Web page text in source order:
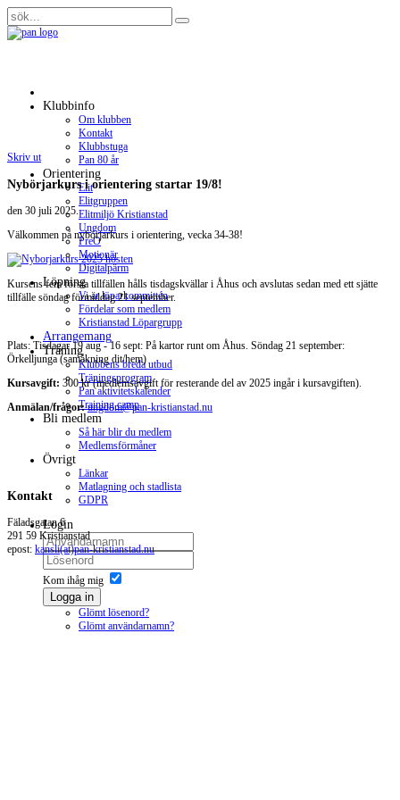
Klubbinfo
Om klubben
Kontakt
Klubbstuga
Pan 80 år
Orientering
Elit
Elitgruppen
Elitmiljö Kristianstad
Ungdom
PreO
Motionär
Digitalpärm
Löpning
Vi är löparkommittén
Fördelar som medlem
Kristianstad Löpargrupp
Arrangemang
Träning
Klubbens breda utbud
Träningsprogram
Pan aktivitetskalender
Training camp
Bli medlem
Så här blir du medlem
Medlemsförmåner
Övrigt
Länkar
Matlagning och stadlista
GDPR
Login
Kom ihåg mig
Logga in
Glömt lösenord?
Glömt användarnamn?
Skriv ut
Nybörjarkurs i orientering startar 19/8!
den 30 juli 2025.
Välkommen på nybörjarkurs i orientering, vecka 34-38!
Kursens fem första tillfällen hålls tisdagskvällar i Åhus och avslutas sedan med ett sjätte
tillfälle söndag förmiddag 21 september.
Plats: Tisdagar 19 aug - 16 sept: På kartor runt om Åhus. Söndag 21 september:
Örkelljunga (samåkning dit/hem)
Kursavgift: 300 kr (medlemsavgift för resterande del av 2025 ingår i kursavgiften).
Anmälan/frågor: ungdom@pan-kristianstad.nu
Kontakt
Fäladsgatan 6
291 59 Kristianstad
epost: kansli(at)pan-kristianstad.nu